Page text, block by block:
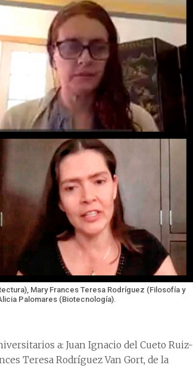
Mary Frances Teresa Rodríguez (Filosofía y
Palomares (Biotecnología).
a: Juan Ignacio del Cueto Ruiz-
Teresa Rodríguez Van Gort, de la